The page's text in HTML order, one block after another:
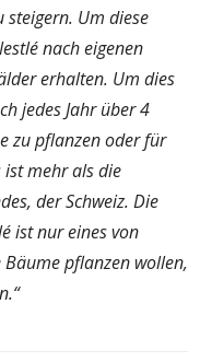
Um diese
nach eigenen
erhalten. Um dies
jedes Jahr über 4
zu pflanzen oder für
ist mehr als die
der Schweiz. Die
ist nur eines von
pflanzen wollen,